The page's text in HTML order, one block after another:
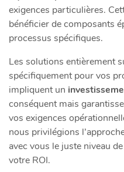
exigences particulières.
bénéficier de composants
processus spécifiques.
Les solutions entièrement
spécifiquement pour vos
impliquent un
conséquent mais
vos exigences
nous privilégions
avec vous le juste niveau
votre ROI.